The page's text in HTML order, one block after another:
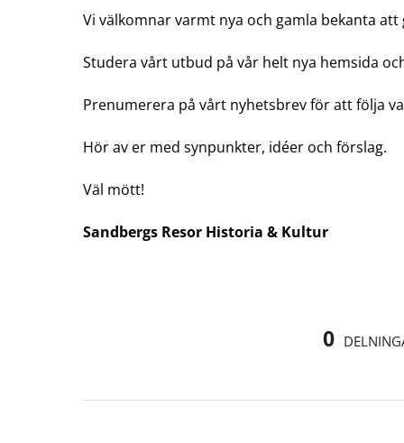
Vi välkomnar varmt nya och gamla bekanta att
Studera vårt utbud på vår helt nya hemsida
Prenumerera på vårt nyhetsbrev för att följa
Hör av er med synpunkter, idéer och förslag.
Väl mött!
Sandbergs Resor Historia & Kultur
0